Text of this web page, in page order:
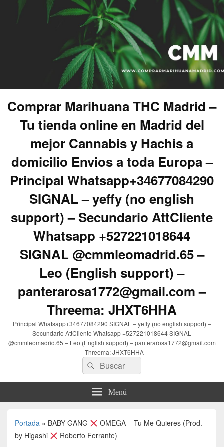
Comprar Marihuana THC Madrid –
Tu tienda online en Madrid del
mejor Cannabis y Hachis a
domicilio Envios a toda Europa –
Principal Whatsapp+34677084290
SIGNAL – yeffy (no english
support) – Secundario AttCliente
Whatsapp +527221018644
SIGNAL @cmmleomadrid.65 –
Leo (English support) –
panterarosa1772@gmail.com –
Threema: JHXT6HHA
Principal Whatsapp+34677084290 SIGNAL – yeffy (no english support) –
Secundario AttCliente Whatsapp +527221018644 SIGNAL
@cmmleomadrid.65 – Leo (English support) – panterarosa1772@gmail.com
– Threema: JHXT6HHA
Buscar
por:
Buscar
Menú
Portada » BABY GANG
OMEGA – Tu Me Quieres (Prod.
by Higashi
Roberto Ferrante)